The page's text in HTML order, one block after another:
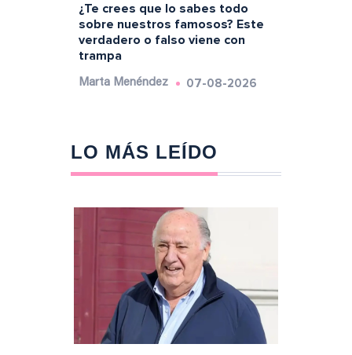
¿Te crees que lo sabes todo
sobre nuestros famosos? Este
verdadero o falso viene con
trampa
Marta Menéndez 07-08-2026
LO MÁS LEÍDO